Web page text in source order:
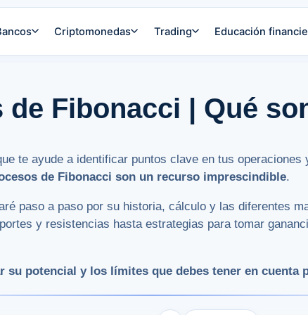
Criptomonedas Trading Educación
de Fibonacci | Qué
te ayude a identificar puntos clave en tus
de Fibonacci son un recurso imprescindible.
paso a paso por su historia, cálculo y las diferentes
y resistencias hasta estrategias para tomar
su potencial y los límites que debes tener en cuenta